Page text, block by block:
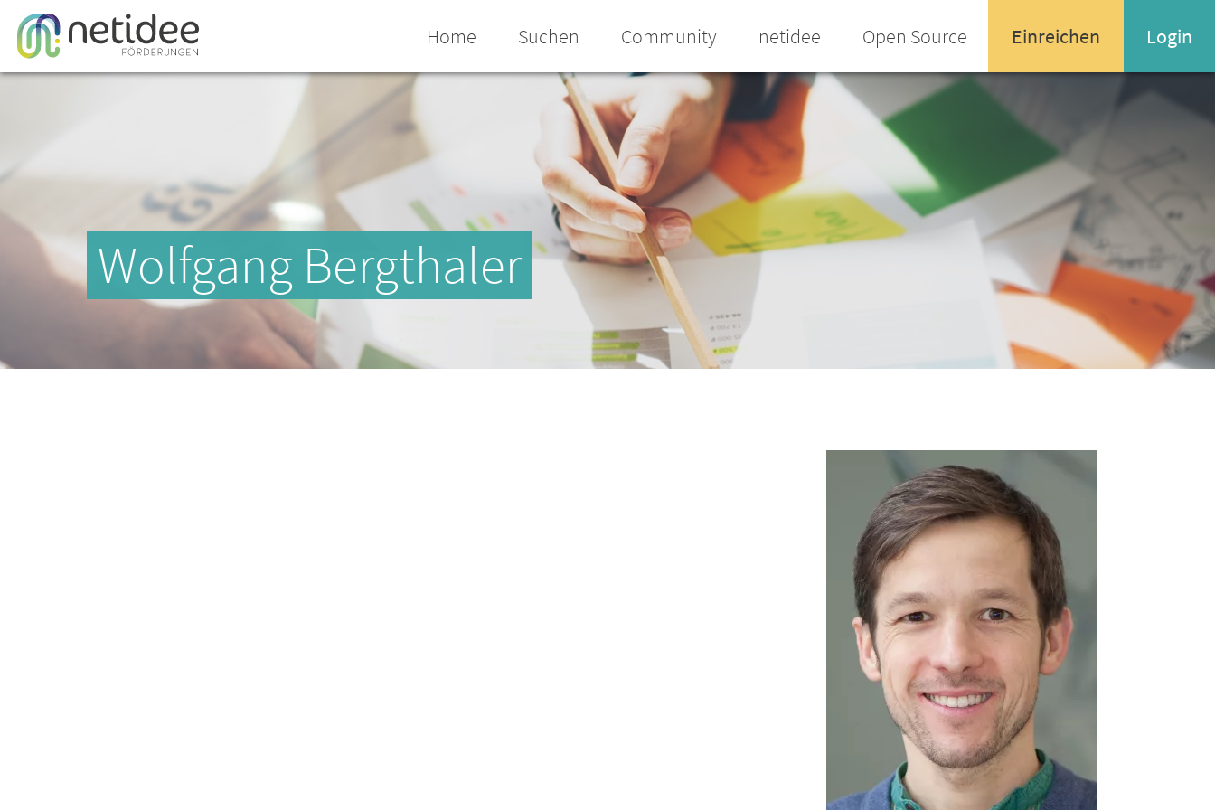
Home Suchen Community netidee Open Source Einreichen Login
Name oder Email-Adresse
Enter your username or email address
Passwort
Passwort vergessen
Wolfgang Bergthaler